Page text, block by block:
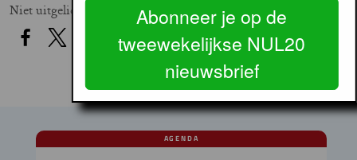
Niet uitgelicht
AGENDA
Abonneer je op de
tweewekelijkse NUL20
nieuwsbrief